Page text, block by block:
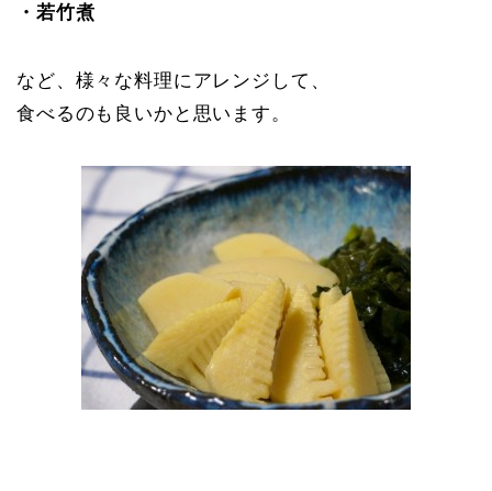
・若竹煮
など、様々な料理にアレンジして、
食べるのも良いかと思います。